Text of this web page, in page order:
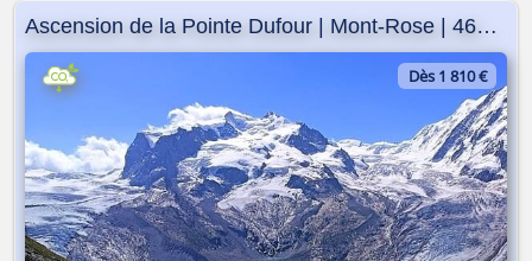
Ascension de la Pointe Dufour | Mont-Rose | 4634m
Dès 1 810 €